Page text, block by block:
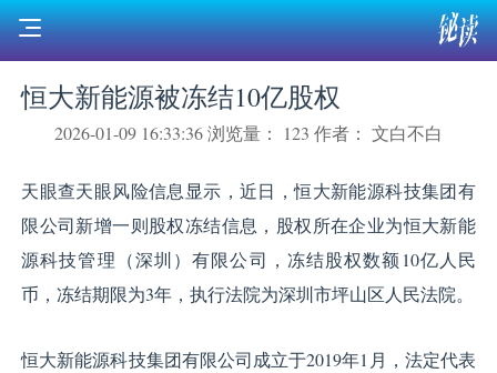
恒大新能源被冻结10亿股权
2026-01-09 16:33:36浏览量： 123 作者： 文白不白
天眼查天眼风险信息显示，近日，恒大新能源科技集团有
限公司新增一则股权冻结信息，股权所在企业为恒大新能
源科技管理（深圳）有限公司，冻结股权数额10亿人民
币，冻结期限为3年，执行法院为深圳市坪山区人民法院。
恒大新能源科技集团有限公司成立于2019年1月，法定代表